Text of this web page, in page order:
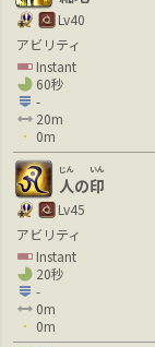
Lv40
アビリティ
Instant
60秒
-
20m
0m
人
じん
の印
いん
Lv45
アビリティ
Instant
20秒
-
0m
0m